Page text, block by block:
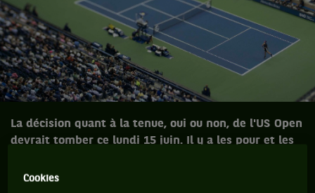
La décision quant à la tenue, oui ou non, de l'US Open
devrait tomber ce lundi 15 juin. Il y a les pour et les
en droit de se poser la question.
Cookies